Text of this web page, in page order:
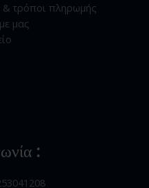
& τρόποι πληρωμής
μας
: